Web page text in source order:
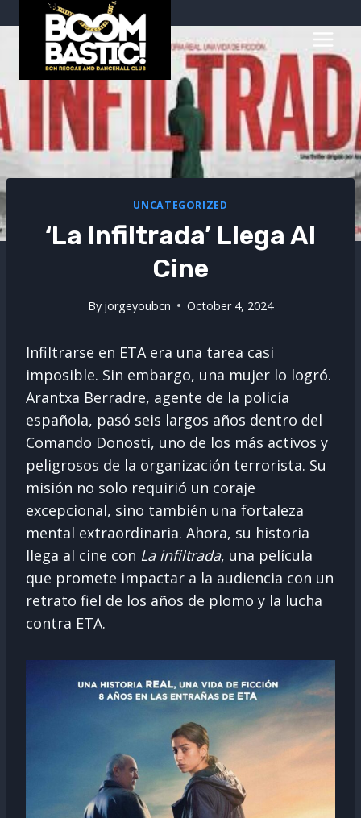
content
UNCATEGORIZED
‘La Infiltrada’ Llega Al
Cine
By jorgeyoubcn October 4, 2024
Infiltrarse en ETA era una tarea casi
imposible. Sin embargo, una mujer lo logró.
Arantxa Berradre, agente de la policía
española, pasó seis largos años dentro del
Comando Donosti, uno de los más activos y
peligrosos de la organización terrorista. Su
misión no solo requirió un coraje
excepcional, sino también una fortaleza
mental extraordinaria. Ahora, su historia
llega al cine con La infiltrada, una película
que promete impactar a la audiencia con un
retrato fiel de los años de plomo y la lucha
contra ETA.